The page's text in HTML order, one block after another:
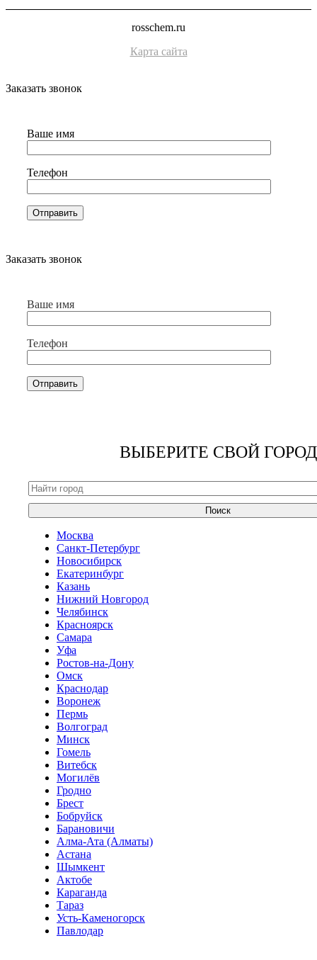
rosschem.ru
Карта сайта
Заказать звонок
Ваше имя
Телефон
Заказать звонок
Ваше имя
Телефон
ВЫБЕРИТЕ СВОЙ ГОРОД
Поиск
Москва
Санкт-Петербург
Новосибирск
Екатеринбург
Казань
Нижний Новгород
Челябинск
Красноярск
Самара
Уфа
Ростов-на-Дону
Омск
Краснодар
Воронеж
Пермь
Волгоград
Минск
Гомель
Витебск
Могилёв
Гродно
Брест
Бобруйск
Барановичи
Алма-Ата (Алматы)
Астана
Шымкент
Актобе
Караганда
Тараз
Усть-Каменогорск
Павлодар